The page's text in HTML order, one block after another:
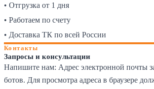
• Отгрузка от 1 дня
• Работаем по счету
• Доставка ТК по всей России
Контакты
Запросы и консультации
Напишите нам: Адрес электронной почты
ботов. Для просмотра адреса в браузере